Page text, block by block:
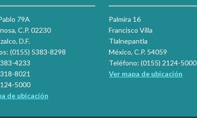
79A
C.P. 02230
D.F.
(0155) 5383-8298
4233
8021
5000
de ubicación
Palmira 16
Francisco Villa
Tlalnepantla
México, C.P. 54059
Teléfono: (0155) 2124-5000
Ver mapa de ubicación